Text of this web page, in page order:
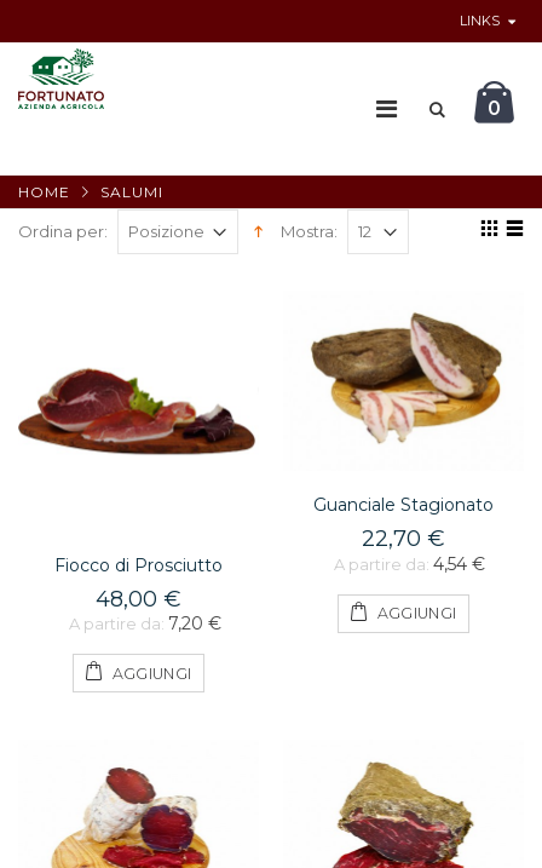
LINKS
0
HOME SALUMI
Ordina per: Mostra:
Fiocco di Prosciutto
48,00 €
A partire da: 7,20 €
AGGIUNGI
Guanciale Stagionato
22,70 €
A partire da: 4,54 €
AGGIUNGI